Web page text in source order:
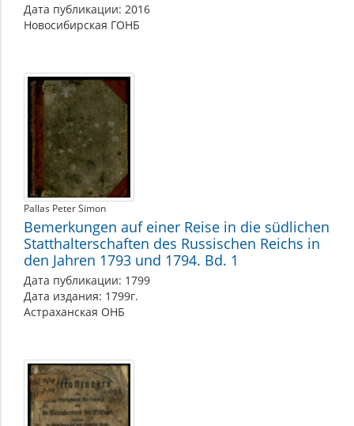
Дата публикации: 2016
Новосибирская ГОНБ
Pallas Peter Simon
Bemerkungen auf einer Reise in die südlichen
Statthalterschaften des Russischen Reichs in
den Jahren 1793 und 1794. Bd. 1
Дата публикации: 1799
Дата издания: 1799г.
Астраханская ОНБ